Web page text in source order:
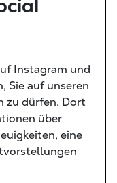
Instagram und
Sie auf unseren
zu dürfen. Dort
über
eine